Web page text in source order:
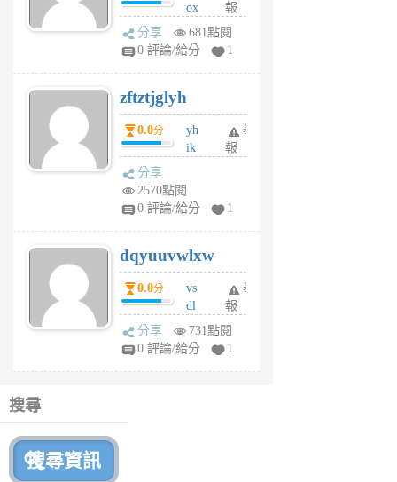
前
ox
rh
pe
月
前
報
分享
681點閱
0 評論/給分
1
zftztjglyh
0.0分
yh
ik
tu
6
個
月
前
舉
報
分享
2570點閱
0 評論/給分
1
dqyuuvwlxw
0.0分
vs
dl
sq
fy
舉
報
分享
731點閱
0 評論/給分
1
搜尋